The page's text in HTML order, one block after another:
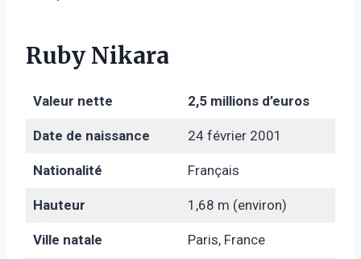
Ruby Nikara
Valeur nette 2,5 millions d’euros
Date de naissance 24 février 2001
Nationalité Français
Hauteur 1,68 m (environ)
Ville natale Paris, France